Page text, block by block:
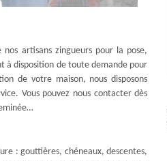
artisans zingueurs pour la pose,
à disposition de toute demande pour
de votre maison, nous disposons
Vous pouvez nous contacter dès
: gouttières, chéneaux, descentes,